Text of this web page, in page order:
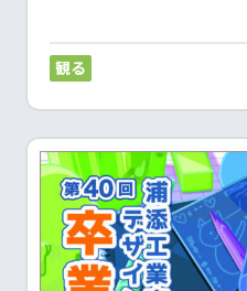
観る